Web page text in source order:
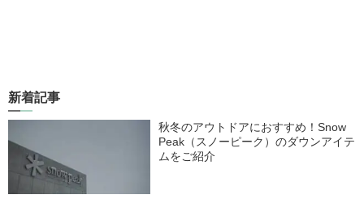
新着記事
秋冬のアウトドアにおすすめ！Snow
Peak（スノーピーク）のダウンアイテ
ムをご紹介